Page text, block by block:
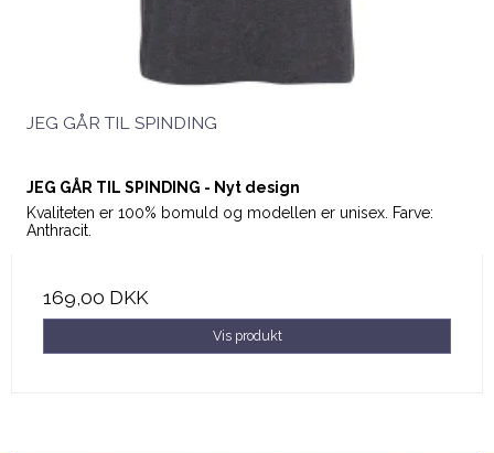
JEG GÅR TIL SPINDING
JEG GÅR TIL SPINDING - Nyt design
Kvaliteten er 100% bomuld og modellen er unisex. Farve:
Anthracit.
169,00 DKK
Vis produkt